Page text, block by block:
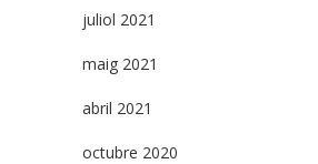
juliol 2021
maig 2021
abril 2021
octubre 2020